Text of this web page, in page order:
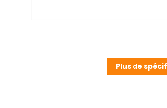
Fourni en standard
Plus de